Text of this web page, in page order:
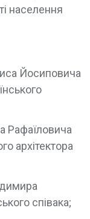
населення
Йосиповича
Рафаїловича
архітектора
співака;